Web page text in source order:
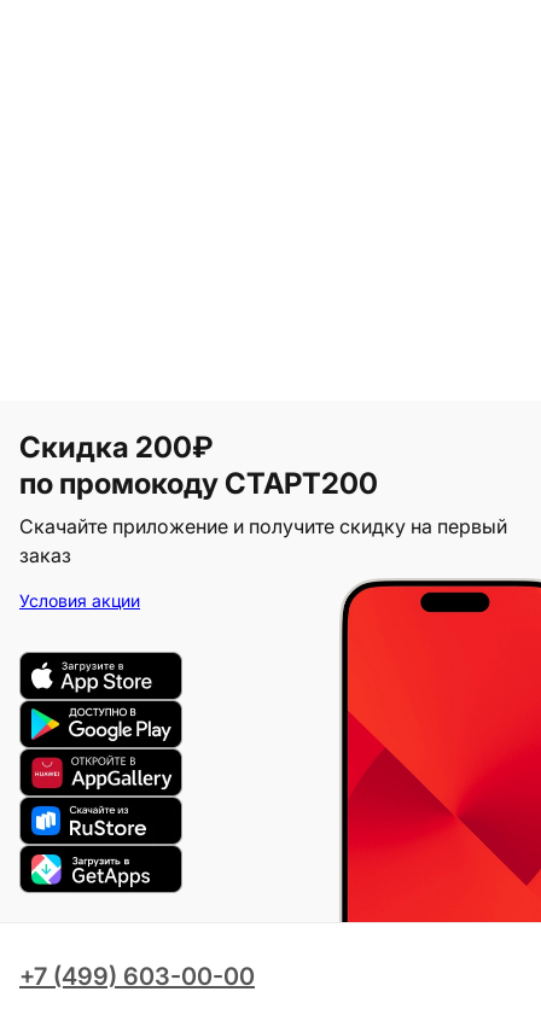
Скидка 200₽
по промокоду СТАРТ200
Скачайте приложение и получите скидку на первый
заказ
Условия акции
+7 (499) 603-00-00